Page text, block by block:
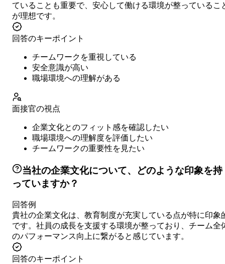
ていることも重要で、安心して働ける環境が整っているこ
が理想です。
回答のキーポイント
チームワークを重視している
安全意識が高い
職場環境への理解がある
面接官の視点
企業文化とのフィット感を確認したい
職場環境への理解度を評価したい
チームワークの重要性を見たい
当社の企業文化について、どのような印象を持
っていますか？
回答例
貴社の企業文化は、教育制度が充実している点が特に印象
です。社員の成長を支援する環境が整っており、チーム全
のパフォーマンス向上に繋がると感じています。
回答のキーポイント